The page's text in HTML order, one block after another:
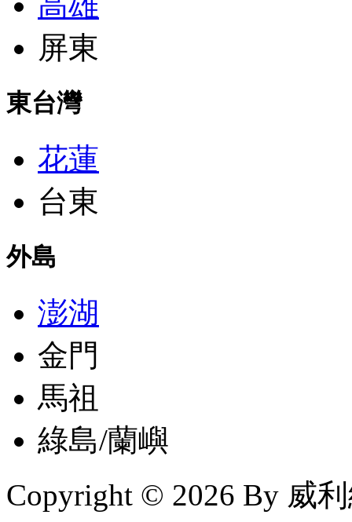
屏東
東台灣
花蓮
台東
外島
澎湖
金門
馬祖
綠島/蘭嶼
Copyright © 2026 By 威